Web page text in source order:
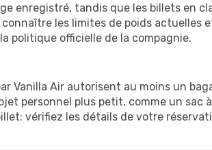
enregistré, tandis que les billets en
les limites de poids actuelles
politique officielle de la compagnie.
Vanilla Air autorisent au moins un
personnel plus petit, comme un sac
vérifiez les détails de votre